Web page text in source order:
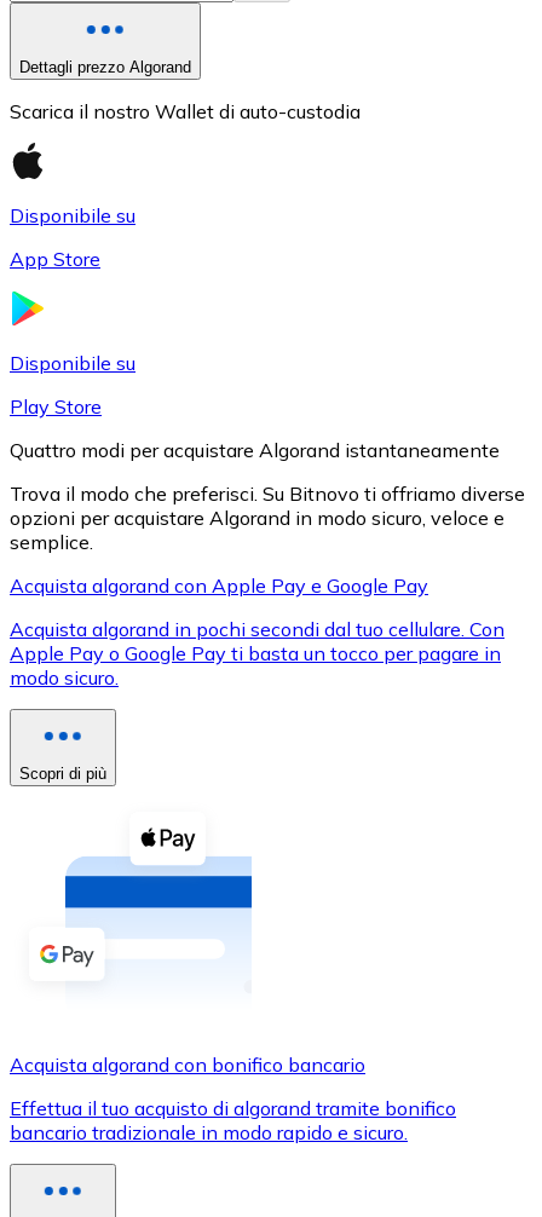
XRP
XRP
Vedi tutto
Buoni cripto
Acquista criptovalute in contanti e altri mezzi di
Acquista con contanti
Bonifico SEPA
Usa le carte Visa e Mastercard per acquistare
Acquista con carta
Dettagli prezzo Algorand
Scarica il nostro Wallet di auto-custodia
Disponibile su
App Store
Disponibile su
Play Store
Quattro modi per acquistare Algorand istantaneamente
Trova il modo che preferisci. Su Bitnovo ti offriamo diverse
opzioni per acquistare Algorand in modo sicuro, veloce e
semplice.
Acquista algorand con Apple Pay e Google Pay
Acquista algorand in pochi secondi dal tuo cellulare. Con
Apple Pay o Google Pay ti basta un tocco per pagare in
modo sicuro.
Scopri di più
Acquista algorand con bonifico bancario
Effettua il tuo acquisto di algorand tramite bonifico
bancario tradizionale in modo rapido e sicuro.